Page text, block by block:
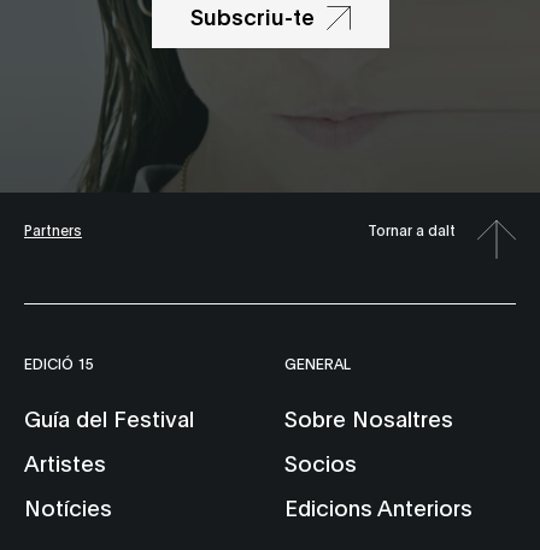
Subscriu-te
Partners Tornar a dalt
EDICIÓ 15
Guía del Festival
Artistes
Notícies
GENERAL
Sobre Nosaltres
Socios
Edicions Anteriors